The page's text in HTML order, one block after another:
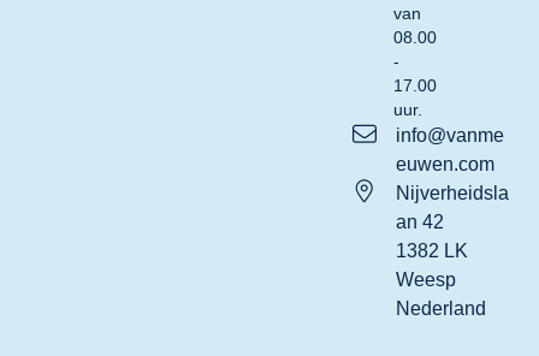
van
08.00
-
17.00
uur.
info@vanme
euwen.com
Nijverheidsla
an 42
1382 LK
Weesp
Nederland